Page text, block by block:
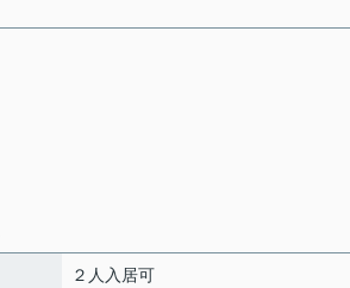
２人入居可